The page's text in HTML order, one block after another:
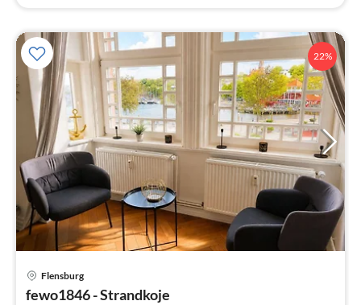
22%
Flensburg
fewo1846 - Strandkoje